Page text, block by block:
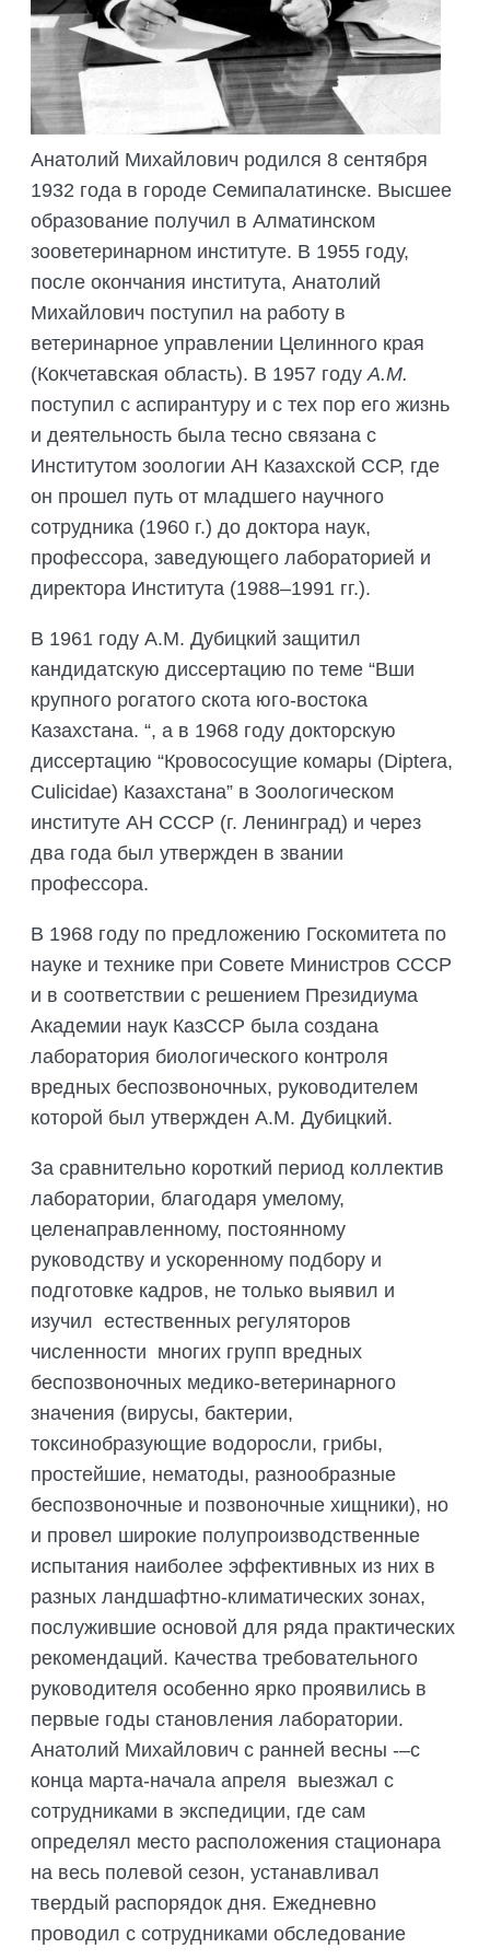
ОБОСНОВАНИЙ
ОРГАНИЗАЦИЯ ТРЕНИНГОВ И
СЕМИНАРОВ, ПОЛЕВЫХ ЭКСКУРСИЙ
ОРГАНИЗАЦИЯ ПОЛЕВЫХ ПРАКТИК,
СТАЖИРОВОК
СОВМЕСТНО С НАУЧНЫМ
ОБЩЕСТВОМ ТЕТИС
СЕЛЕВИНИЯ
SAIGA NEWS
Анатолий Михайлович родился 8 сентября
1932 года в городе Семипалатинске. Высшее
образование получил в Алматинском
зооветеринарном институте. В 1955 году,
после окончания института, Анатолий
Михайлович поступил на работу в
ветеринарное управлении Целинного края
(Кокчетавская область). В 1957 годуА.М.
поступил с аспирантуру и с тех пор его жизнь
и деятельность была тесно связана с
Институтом зоологии АН Казахской ССР, где
он прошел путь от младшего научного
сотрудника (1960 г.) до доктора наук,
профессора, заведующего лабораторией и
директора Института (1988–1991 гг.).
В 1961 году А.М. Дубицкий защитил
кандидатскую диссертацию по теме “Вши
крупного рогатого скота юго-востока
Казахстана. “, а в 1968 году докторскую
диссертацию “Кровососущие комары (Diptera,
Culicidae) Казахстана” в Зоологическом
институте АН СССР (г. Ленинград) и через
два года был утвержден в звании
профессора.
В 1968 году по предложению Госкомитета по
науке и технике при Совете Министров СССР
и в соответствии с решением Президиума
Академии наук КазССР была создана
лаборатория биологического контроля
вредных беспозвоночных, руководителем
которой был утвержден А.М. Дубицкий.
За сравнительно короткий период коллектив
лаборатории, благодаря умелому,
целенаправленному, постоянному
руководству и ускоренному подбору и
подготовке кадров, не только выявил и
изучил естественных регуляторов
численности многих групп вредных
беспозвоночных медико-ветеринарного
значения (вирусы, бактерии,
токсинобразующие водоросли, грибы,
простейшие, нематоды, разнообразные
беспозвоночные и позвоночные хищники), но
и провел широкие полупроизводственные
испытания наиболее эффективных из них в
разных ландшафтно-климатических зонах,
послужившие основой для ряда практических
рекомендаций. Качества требовательного
руководителя особенно ярко проявились в
первые годы становления лаборатории.
Анатолий Михайлович с ранней весны -–с
конца марта-начала апреля выезжал с
сотрудниками в экспедиции, где сам
определял место расположения стационара
на весь полевой сезон, устанавливал
твердый распорядок дня. Ежедневно
проводил с сотрудниками обследование